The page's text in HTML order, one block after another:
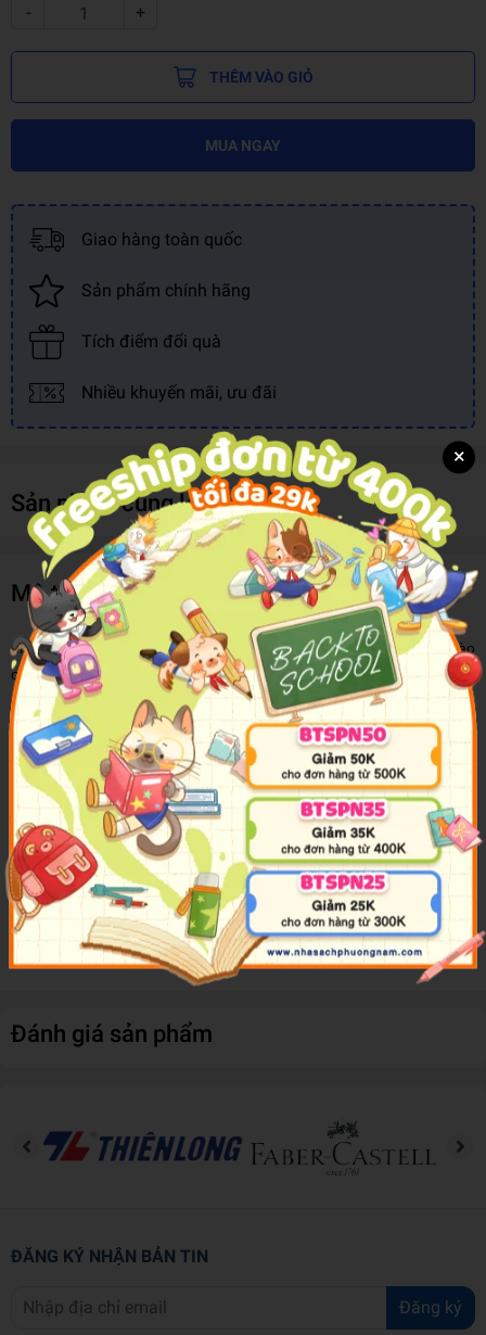
- +
THÊM VÀO GIỎ
MUA NGAY
Giao hàng toàn quốc
Sản phẩm chính hãng
Tích điểm đổi quà
Nhiều khuyến mãi, ưu đãi
Sản phẩm cùng loại
Mô tả sản phẩm
Miko là cô nhóc lớp 6 vô cùng hoạt bát, khỏe khoắn. Ngày nào
cũng rộn ràng, náo nhiệt cùng gia đình và bạn bè xung quanh.
Trong những chuỗi ngày ấy, Mari rốt cuộc lại đóng vai thần tình yêu
Cupid để tác hợp cho Miko và Tappei...!?
Và thế là tình cảm của hai cô cậu trở thành tâm điểm chú ý.
Tập này còn đầy ắp những câu chuyện về cô nhóc Miko đáng yêu,
như chạy tiếp sức trong hội thao cuối cùng của thời tiểu học, câu
chuyện đau xót của Rinka hay những chuyện bí mật của con gái
chúng mình! Lại còn bài phát biểu cực kỳ quan trọng nữa chứ!!!???
Trời ơi? Muốn đọc quá đi !!!
Đánh giá sản phẩm
ĐĂNG KÝ NHẬN BẢN TIN
Đăng ký
×